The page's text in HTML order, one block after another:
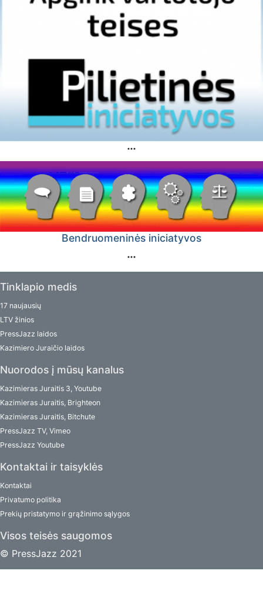
Bendruomeninės iniciatyvos
Tinklapio medis
17 naujausių
LTV žinios
PressJazz laidos
Kazimiero Juraičio laidos
Nuorodos į mūsų kanalus
Kazimieras Juraitis 3, Youtube
Kazimieras Juraitis, Brighteon
Kazimieras Juraitis, Bitchute
PressJazz TV, Vimeo
PressJazz Youtube
Kontaktai ir taisyklės
Kontaktai
Privatumo politika
Prekių pristatymo ir grąžinimo sąlygos
Visos teisės saugomos
© PressJazz 2021